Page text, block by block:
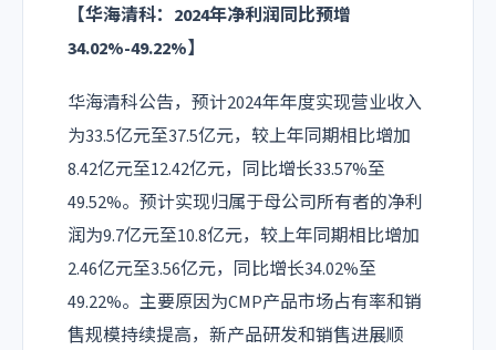
【华海清科：2024年净利润同比预增
34.02%-49.22%】
华海清科公告，预计2024年年度实现营业收入
为33.5亿元至37.5亿元，较上年同期相比增加
8.42亿元至12.42亿元，同比增长33.57%至
49.52%。预计实现归属于母公司所有者的净利
润为9.7亿元至10.8亿元，较上年同期相比增加
2.46亿元至3.56亿元，同比增长34.02%至
49.22%。主要原因为CMP产品市场占有率和销
售规模持续提高，新产品研发和销售进展顺